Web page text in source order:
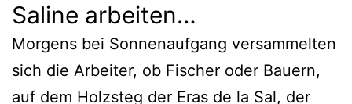
Saline arbeiten…
Morgens bei Sonnenaufgang versammelten
sich die Arbeiter, ob Fischer oder Bauern,
auf dem Holzsteg der Eras de la Sal, der